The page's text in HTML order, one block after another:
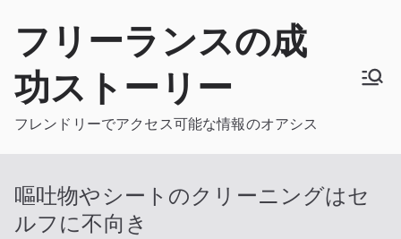
フリーランスの成
功ストーリー
フレンドリーでアクセス可能な情報のオアシス
嘔吐物やシートのクリーニングはセ
ルフに不向き